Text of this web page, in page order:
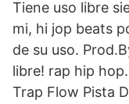
Tiene uso libre
mi, hi jop beats
de su uso.
libre! rap hip
Trap Flow Pista